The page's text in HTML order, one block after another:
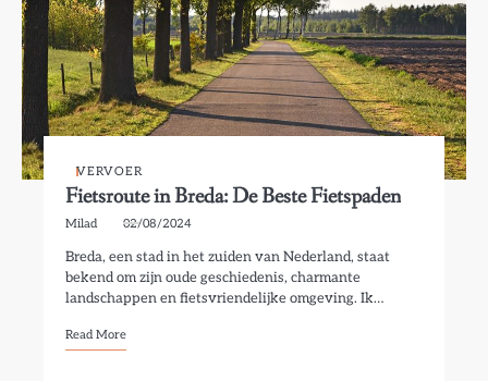
VERVOER
Fietsroute in Breda: De Beste Fietspaden
Milad 02/08/2024
Breda, een stad in het zuiden van Nederland, staat
bekend om zijn oude geschiedenis, charmante
landschappen en fietsvriendelijke omgeving. Ik…
Read More